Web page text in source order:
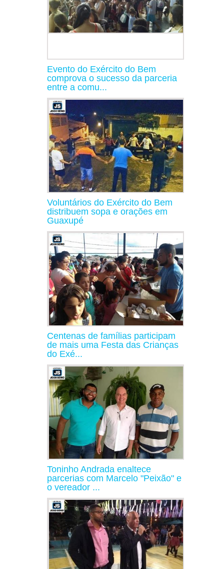
Evento do Exército do Bem
comprova o sucesso da parceria
entre a comu...
Voluntários do Exército do Bem
distribuem sopa e orações em
Guaxupé
Centenas de famílias participam
de mais uma Festa das Crianças
do Exé...
Toninho Andrada enaltece
parcerias com Marcelo "Peixão" e
o vereador ...